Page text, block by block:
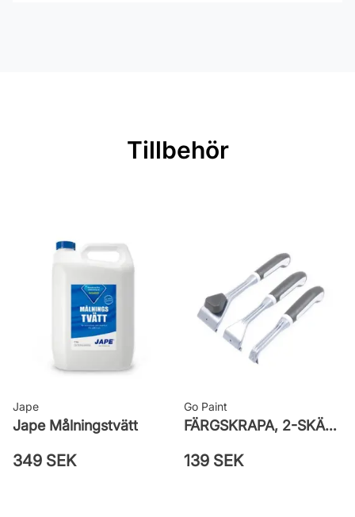
Applicering: Spruta, pensel eller
Rengöring: Vatten eller penseltvätt
Leverantörens artikelnummer:
710018069
Tillbehör
Jape
Jape Målningstvätt
349 SEK
Go Paint
FÄRGSKRAPA, 2-SKÄR/REFILL
139 SEK